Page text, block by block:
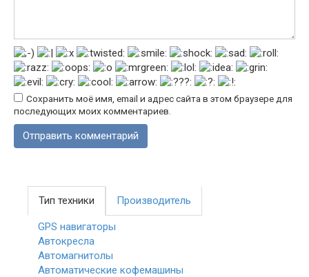
Сохранить моё имя, email и адрес сайта в этом браузере для
последующих моих комментариев.
Тип техники Производитель
GPS навигаторы
Автокресла
Автомагнитолы
Автоматические кофемашины